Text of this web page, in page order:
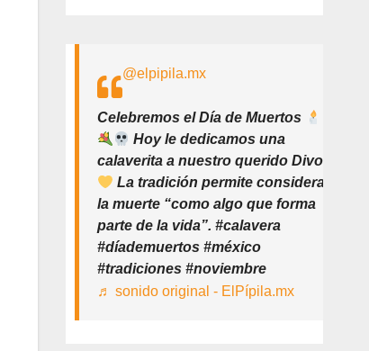
@elpipila.mx
Celebremos el Día de Muertos
Hoy le dedicamos una
calaverita a nuestro querido Divo
La tradición permite considerar
la muerte “como algo que forma
parte de la vida”. #calavera
#díademuertos #méxico
#tradiciones #noviembre
♬ sonido original - ElPípila.mx